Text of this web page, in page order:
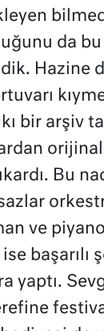
da
Hazine
bir arşiv
orijinal
Bu
ve piyano
başarılı
yaptı.